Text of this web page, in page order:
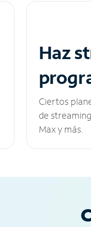
Haz
Ciertos
de
Max y más.